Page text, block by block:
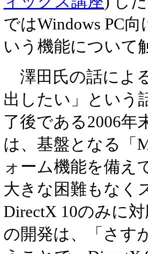
ではWindows PC
いう機能について
澤田氏の話によ
出したい」という
了後である2006年
は、基盤となる「
ォーム機能を備え
大きな困難もなく
DirectX 10のみに
の開発は、「さす